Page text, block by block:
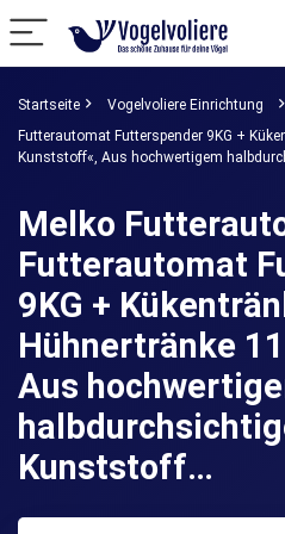
Startseite Vogelvoliere Einrichtung
Futterautomat Futterspender 9KG +
Kunststoff«, Aus hochwertigem
Melko
Futterautomat
9KG +
Hühnertränke
Aus
Kunststoff…